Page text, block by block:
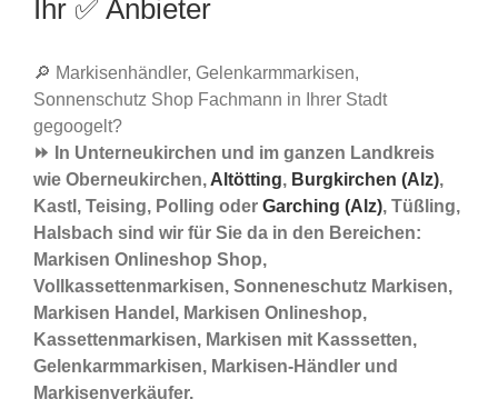
Ihr ✅ Anbieter
🔎 Markisenhändler, Gelenkarmmarkisen,
Sonnenschutz Shop Fachmann in Ihrer Stadt
gegoogelt?
⏩ In Unterneukirchen und im ganzen Landkreis
wie Oberneukirchen, Altötting, Burgkirchen (Alz),
Kastl, Teising, Polling oder Garching (Alz), Tüßling,
Halsbach sind wir für Sie da in den Bereichen:
Markisen Onlineshop Shop,
Vollkassettenmarkisen, Sonneneschutz Markisen,
Markisen Handel, Markisen Onlineshop,
Kassettenmarkisen, Markisen mit Kasssetten,
Gelenkarmmarkisen, Markisen-Händler und
Markisenverkäufer.